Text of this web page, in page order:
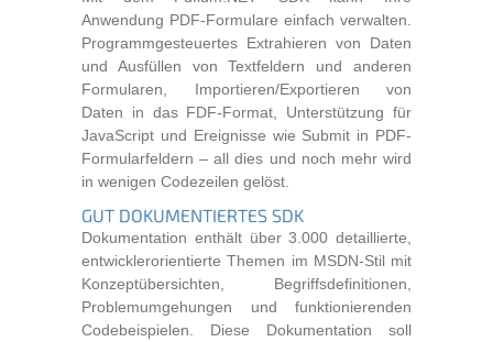
Anwendung PDF-Formulare einfach verwalten.
Programmgesteuertes Extrahieren von Daten
und Ausfüllen von Textfeldern und anderen
Formularen, Importieren/Exportieren von
Daten in das FDF-Format, Unterstützung für
JavaScript und Ereignisse wie Submit in PDF-
Formularfeldern – all dies und noch mehr wird
in wenigen Codezeilen gelöst.
GUT DOKUMENTIERTES SDK
Dokumentation enthält über 3.000 detaillierte,
entwicklerorientierte Themen im MSDN-Stil mit
Konzeptübersichten, Begriffsdefinitionen,
Problemumgehungen und funktionierenden
Codebeispielen. Diese Dokumentation soll